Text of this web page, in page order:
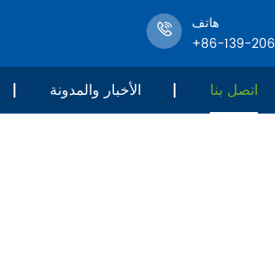
هاتف
+86-139-
الأخبار والمدونة اتصل بنا